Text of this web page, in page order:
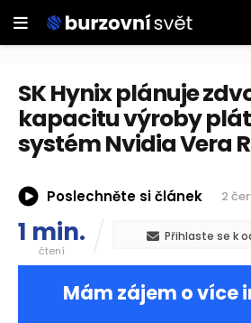
SK Hynix plánuje
kapacitu výroby
systém Nvidia Vera
Poslechněte si článek 2
1 min.
čtení
Přihlaste se k
Mám zájem o více